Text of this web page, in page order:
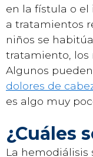
en la fístula o el
a tratamientos
niños se
tratamiento, los
Algunos
dolores de
es algo muy
¿Cuáles
La hemodiálisis